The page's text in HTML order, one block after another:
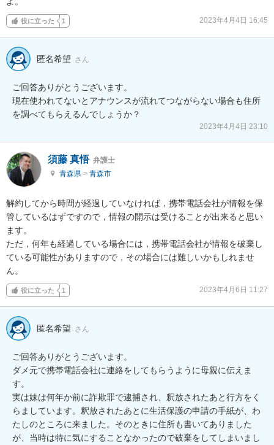
役に立った 1 2023年4月4日 16:45
匿名希望 さん
ご回答ありがとうございます。
現在使われてないとアナウンスが流れてつながらない場合も住所
2023年4月4日 23:10
須藤 真悟 弁護士
青森県 > 青森市
解約してから時間が経過していなければ，携帯電話会社が情報を保
管しているはずですので，情報の開示は受けることが出来ると思い
ます。
ただ，何年も経過している場合には，携帯電話会社が情報を破棄し
ている可能性がありますので，その場合には難しいかもしれませ
ん。
役に立った 1 2023年4月6日 11:27
匿名希望 さん
ご回答ありがとうございます。
ダメ元で携帯電話会社に連絡をしてもらうように母親に伝えま
す。
実は妹は何年か前に詐欺罪で逮捕され、釈放されたあと行方をく
らましています。釈放されたあとに生活保護の申請の手紙が、わ
たしのところに来ました。そのときに住所も書いてありました
が、当時は特に気にすることなかったので破棄をしてしまいまし